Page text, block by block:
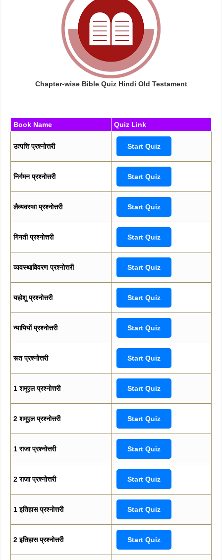
Chapter-wise Bible Quiz Hindi Old Testament
Book Name Quiz Link
उत्पत्ति प्रश्नोत्तरी Start Quiz
निर्गमन प्रश्नोत्तरी Start Quiz
लैव्यवस्था प्रश्नोत्तरी Start Quiz
गिनती प्रश्नोत्तरी Start Quiz
व्यवस्थाविवरण प्रश्नोत्तरी Start Quiz
यहोशू प्रश्नोत्तरी Start Quiz
न्यायियों प्रश्नोत्तरी Start Quiz
रूत प्रश्नोत्तरी Start Quiz
1 शमूएल प्रश्नोत्तरी Start Quiz
2 शमूएल प्रश्नोत्तरी Start Quiz
1 राजा प्रश्नोत्तरी Start Quiz
2 राजा प्रश्नोत्तरी Start Quiz
1 इतिहास प्रश्नोत्तरी Start Quiz
2 इतिहास प्रश्नोत्तरी Start Quiz